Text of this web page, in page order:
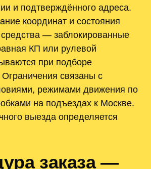
и подтверждённого адреса.
координат и состояния
средства — заблокированные
КП или рулевой
при подборе
связаны с
режимами движения по
на подъездах к Москве.
выезда определяется
заказа —